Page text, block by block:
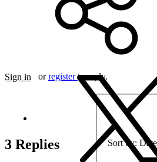
Sign in orregister to reply.
3 Replies Sort by